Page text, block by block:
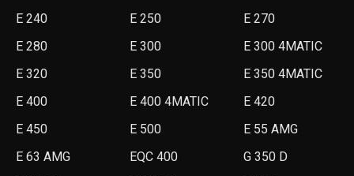
E 240
E 250
E 270
E 280
E 300
E 300 4MATIC
E 320
E 350
E 350 4MATIC
E 400
E 400 4MATIC
E 420
E 450
E 500
E 55 AMG
E 63 AMG
EQC 400
G 350 D